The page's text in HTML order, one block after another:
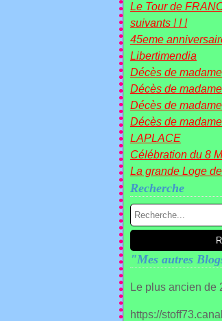
Le Tour de
suivants ! ! !
45eme
Libertimendia
Décès de
Décès de
Décès de
Décès de
LAPLACE
Célébration du 8
La grande Loge
Recherche
"Mes autres
Le plus ancien de
https://